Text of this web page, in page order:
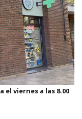
el viernes a las 8.00